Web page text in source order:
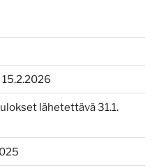
lähetettävä 31.1.